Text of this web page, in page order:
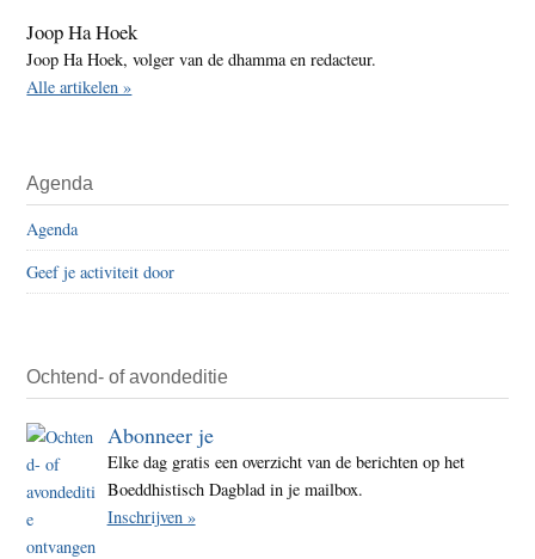
Joop Ha Hoek
Joop Ha Hoek, volger van de dhamma en redacteur.
Alle artikelen »
Agenda
Agenda
Geef je activiteit door
Ochtend- of avondeditie
Abonneer je
Elke dag gratis een overzicht van de berichten op het
Boeddhistisch Dagblad in je mailbox.
Inschrijven »